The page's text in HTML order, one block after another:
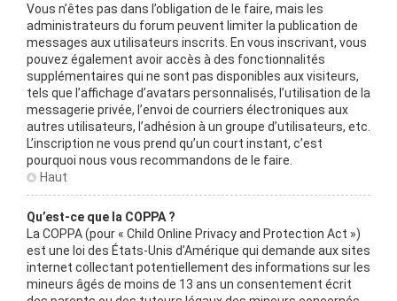
Vous n’êtes pas dans l’obligation de le faire, mais les
administrateurs du forum peuvent limiter la publication de
messages aux utilisateurs inscrits. En vous inscrivant, vous
pouvez également avoir accès à des fonctionnalités
supplémentaires qui ne sont pas disponibles aux visiteurs,
tels que l’affichage d’avatars personnalisés, l’utilisation de la
messagerie privée, l’envoi de courriers électroniques aux
autres utilisateurs, l’adhésion à un groupe d’utilisateurs, etc.
L’inscription ne vous prend qu’un court instant, c’est
pourquoi nous vous recommandons de le faire.
Haut
Qu’est-ce que la COPPA ?
La COPPA (pour « Child Online Privacy and Protection Act »)
est une loi des États-Unis d’Amérique qui demande aux sites
internet collectant potentiellement des informations sur les
mineurs âgés de moins de 13 ans un consentement écrit